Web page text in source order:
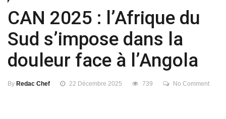
CAN 2025 : l’Afrique du
Sud s’impose dans la
douleur face à l’Angola
By Redac Chef 22 Décembre 2025 739 No Comment